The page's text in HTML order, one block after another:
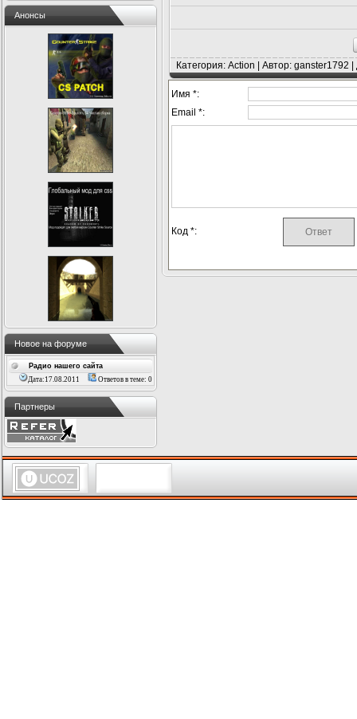
Анонсы
Новое на форуме
Радио нашего сайта
Дата:17.08.2011
Ответов в теме: 0
Партнеры
Категория: Action | Автор: ganster1792
Имя *:
Email *:
Код *: